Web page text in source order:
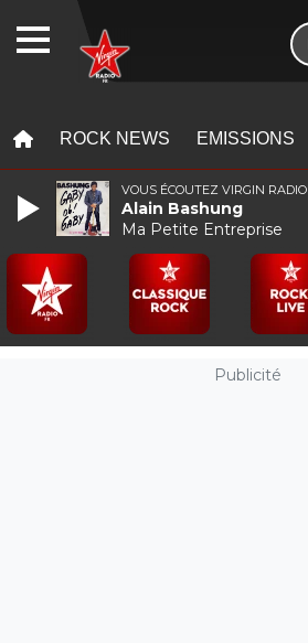
ROCK NEWS EMISSIONS
Publicité
VOUS ÉCOUTEZ VIRGIN RADIO
Alain Bashung
Ma Petite Entreprise
WEBRADIO